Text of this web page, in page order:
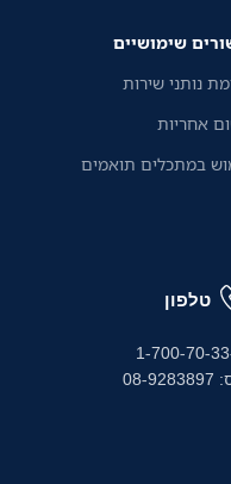
שימושיים
נותני שירות
אחריות
במתכלים תואמים
טלפון
1-700-70-